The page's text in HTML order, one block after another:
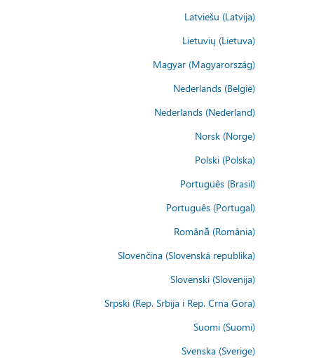
Latviešu (Latvija)
Lietuvių (Lietuva)
Magyar (Magyarország)
Nederlands (België)
Nederlands (Nederland)
Norsk (Norge)
Polski (Polska)
Português (Brasil)
Português (Portugal)
Română (România)
Slovenčina (Slovenská republika)
Slovenski (Slovenija)
Srpski (Rep. Srbija i Rep. Crna Gora)
Suomi (Suomi)
Svenska (Sverige)